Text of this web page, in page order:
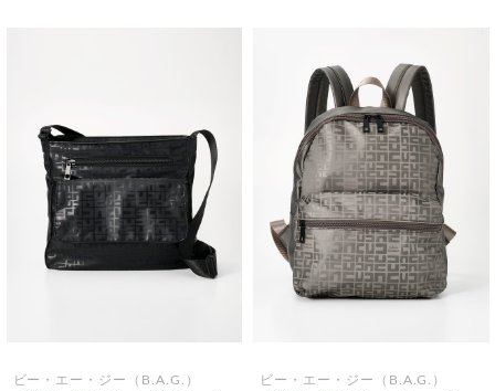
ビー・エー・ジー（B.A.G.）
ビー・エー・ジー（B.A.G.）